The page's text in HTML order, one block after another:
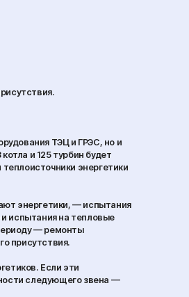
ТЭЦ и ГРЭС, но и
и 125 турбин будет
энергетики
энергетики, — испытания
испытания на тепловые
— ремонты
присутствия.
Если эти
следующего звена —